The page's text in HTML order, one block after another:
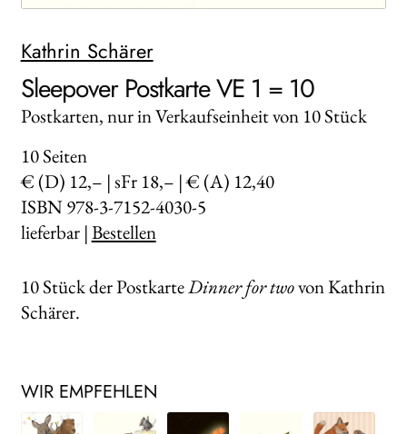
Search:
Kathrin Schärer
Sleepover Postkarte VE 1 = 10
Postkarten, nur in Verkaufseinheit von 10 Stück
10Seiten
€ (D) 12,– | sFr 18,– | € (A) 12,40
ISBN 978-3-7152-4030-5
lieferbar |Bestellen
10 Stück der PostkarteDinner for twovon Kathrin
Schärer.
WIR EMPFEHLEN